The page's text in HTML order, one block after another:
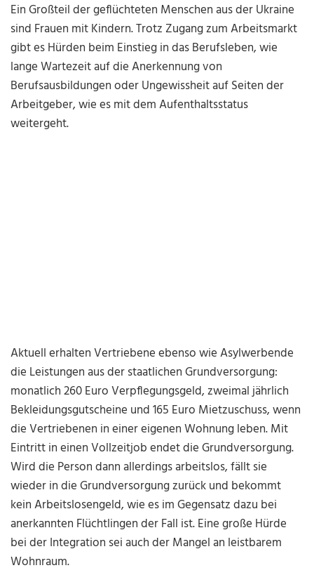
Ein Großteil der geflüchteten Menschen aus der Ukraine
sind Frauen mit Kindern. Trotz Zugang zum Arbeitsmarkt
gibt es Hürden beim Einstieg in das Berufsleben, wie
lange Wartezeit auf die Anerkennung von
Berufsausbildungen oder Ungewissheit auf Seiten der
Arbeitgeber, wie es mit dem Aufenthaltsstatus
weitergeht.
Aktuell erhalten Vertriebene ebenso wie Asylwerbende
die Leistungen aus der staatlichen Grundversorgung:
monatlich 260 Euro Verpflegungsgeld, zweimal jährlich
Bekleidungsgutscheine und 165 Euro Mietzuschuss, wenn
die Vertriebenen in einer eigenen Wohnung leben. Mit
Eintritt in einen Vollzeitjob endet die Grundversorgung.
Wird die Person dann allerdings arbeitslos, fällt sie
wieder in die Grundversorgung zurück und bekommt
kein Arbeitslosengeld, wie es im Gegensatz dazu bei
anerkannten Flüchtlingen der Fall ist. Eine große Hürde
bei der Integration sei auch der Mangel an leistbarem
Wohnraum.